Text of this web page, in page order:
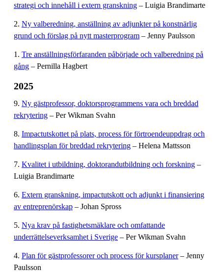
strategi och innehåll i extern granskning – Luigia Brandimarte
2. Ny valberedning, anställning av adjunkter på konstnärlig
grund och förslag på nytt masterprogram – Jenny Paulsson
1. Tre anställningsförfaranden påbörjade och valberedning på
gång – Pernilla Hagbert
2025
9. Ny gästprofessor, doktorsprogrammens vara och breddad
rekrytering – Per Wikman Svahn
8. Impactutskottet på plats, process för förtroendeuppdrag och
handlingsplan för breddad rekrytering – Helena Mattsson
7. Kvalitet i utbildning, doktorandutbildning och forskning –
Luigia Brandimarte
6. Extern granskning, impactutskott och adjunkt i finansiering
av entreprenörskap – Johan Spross
5. Nya krav på fastighetsmäklare och omfattande
underrättelseverksamhet i Sverige – Per Wikman Svahn
4. Plan för gästprofessorer och process för kursplaner– Jenny
Paulsson